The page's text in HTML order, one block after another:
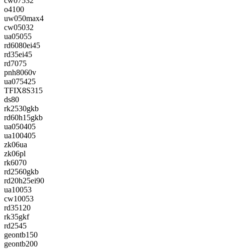
o4100
uw050max4
cw05032
ua05055
rd6080ei45
rd35ei45
rd7075
pnh8060v
ua075425
TFIX8S315
ds80
rk2530gkb
rd60h15gkb
ua050405
ua100405
zk06ua
zk06pl
rk6070
rd2560gkb
rd20h25ei90
ua10053
cw10053
rd35120
rk35gkf
rd2545
geontb150
geontb200